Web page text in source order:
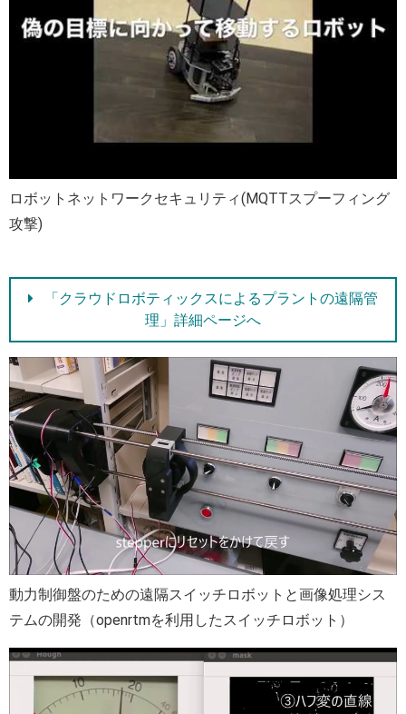
ロボットネットワークセキュリティ(MQTTスプーフィング
攻撃)
「クラウドロボティックスによるプラントの遠隔管
理」詳細ページへ
動力制御盤のための遠隔スイッチロボットと画像処理シス
テムの開発（openrtmを利用したスイッチロボット）